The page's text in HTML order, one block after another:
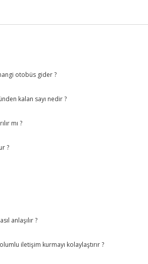
otobüs gider ?
kalan sayı nedir ?
mı ?
?
anlaşılır ?
iletişim kurmayı kolaylaştırır ?